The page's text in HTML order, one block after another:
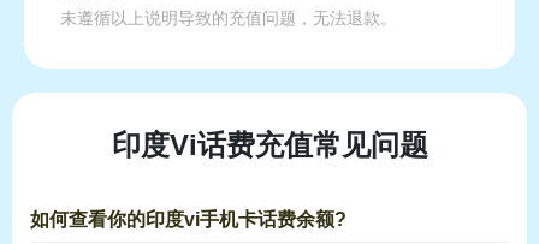
未遵循以上说明导致的充值问题，无法退款。
印度Vi话费充值常见问题
如何查看你的印度vi手机卡话费余额?